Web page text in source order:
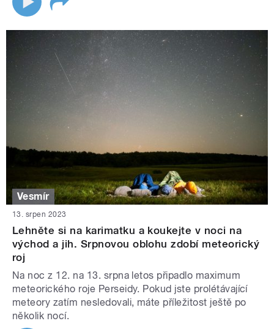
Vesmír
13. srpen 2023
Lehněte si na karimatku a koukejte v noci na
východ a jih. Srpnovou oblohu zdobí meteorický
roj
Na noc z 12. na 13. srpna letos připadlo maximum
meteorického roje Perseidy. Pokud jste prolétávající
meteory zatím nesledovali, máte příležitost ještě po
několik nocí.